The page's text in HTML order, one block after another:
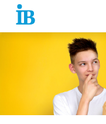
Springe zum Inhalt